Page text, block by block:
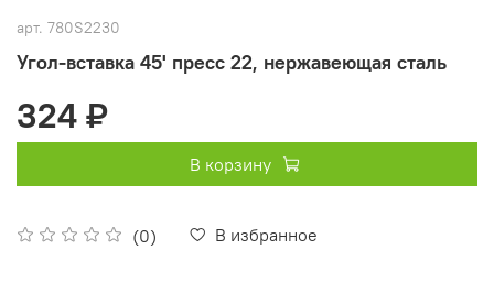
арт. 780S2230
Угол-вставка 45' пресс 22, нержавеющая сталь
(0) В избранное
324 ₽
В корзину